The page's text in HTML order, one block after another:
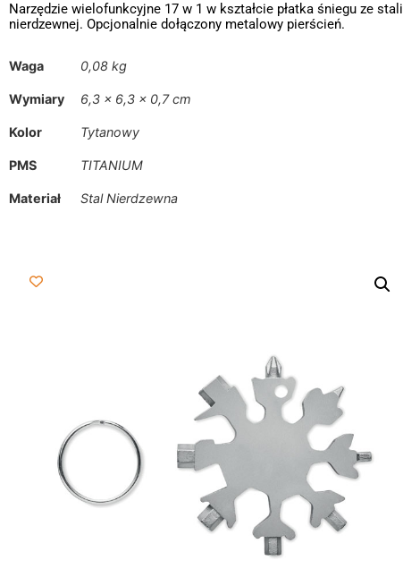
Narzędzie wielofunkcyjne 17 w 1 w kształcie płatka śniegu ze stali
nierdzewnej. Opcjonalnie dołączony metalowy pierścień.
Waga 0,08 kg
Wymiary 6,3 × 6,3 × 0,7 cm
Kolor Tytanowy
PMS TITANIUM
Materiał Stal Nierdzewna